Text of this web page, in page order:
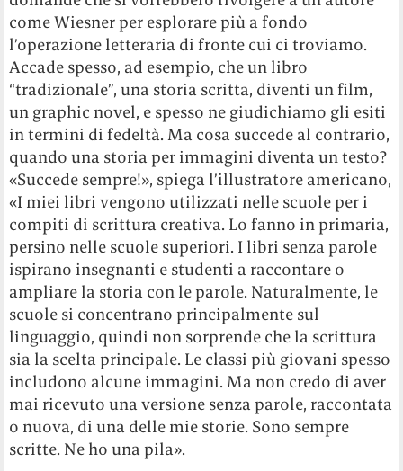
come Wiesner per esplorare più a fondo
l’operazione letteraria di fronte cui ci troviamo.
Accade spesso, ad esempio, che un libro
“tradizionale”, una storia scritta, diventi un film,
un graphic novel, e spesso ne giudichiamo gli esiti
in termini di fedeltà. Ma cosa succede al contrario,
quando una storia per immagini diventa un testo?
«Succede sempre!», spiega l’illustratore americano,
«I miei libri vengono utilizzati nelle scuole per i
compiti di scrittura creativa. Lo fanno in primaria,
persino nelle scuole superiori. I libri senza parole
ispirano insegnanti e studenti a raccontare o
ampliare la storia con le parole. Naturalmente, le
scuole si concentrano principalmente sul
linguaggio, quindi non sorprende che la scrittura
sia la scelta principale. Le classi più giovani spesso
includono alcune immagini. Ma non credo di aver
mai ricevuto una versione senza parole, raccontata
o nuova, di una delle mie storie. Sono sempre
scritte. Ne ho una pila».